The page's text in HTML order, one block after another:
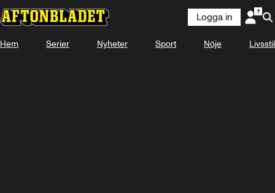
Logga in
Hem Serier Nyheter Sport Nöje Livsstil